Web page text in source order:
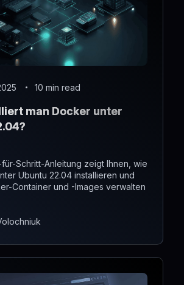
10 min read
man Docker unter
Schritt-Anleitung zeigt Ihnen, wie
Ubuntu 22.04 installieren und
Container und -Images verwalten